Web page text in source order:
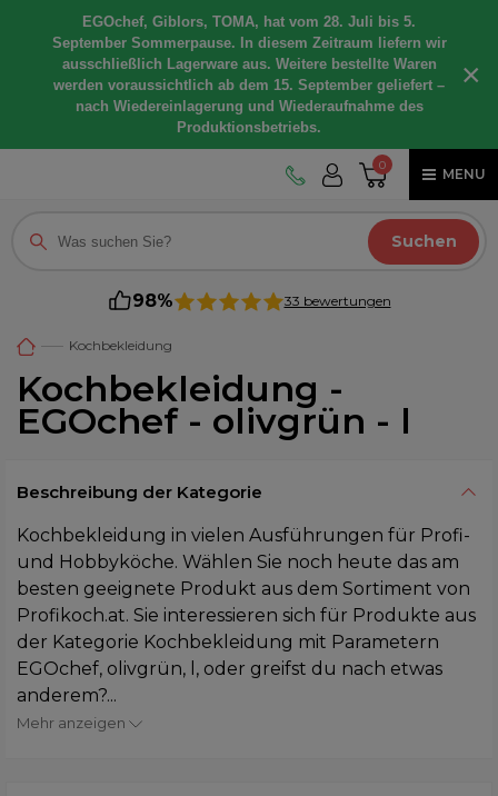
EGOchef, Giblors, TOMA, hat vom 28. Juli bis 5.
September Sommerpause. In diesem Zeitraum liefern wir
ausschließlich Lagerware aus. Weitere bestellte Waren
werden voraussichtlich ab dem 15. September geliefert –
nach Wiedereinlagerung und Wiederaufnahme des
Produktionsbetriebs.
×
0
MENU
Suchen
98% 33 bewertungen
Kochbekleidung
Kochbekleidung -
EGOchef - olivgrün - l
Beschreibung der Kategorie
Kochbekleidung in vielen Ausführungen für Profi-
und Hobbyköche. Wählen Sie noch heute das am
besten geeignete Produkt aus dem Sortiment von
Profikoch.at. Sie interessieren sich für Produkte aus
der Kategorie Kochbekleidung mit Parametern
EGOchef, olivgrün, l, oder greifst du nach etwas
anderem?...
Mehr anzeigen